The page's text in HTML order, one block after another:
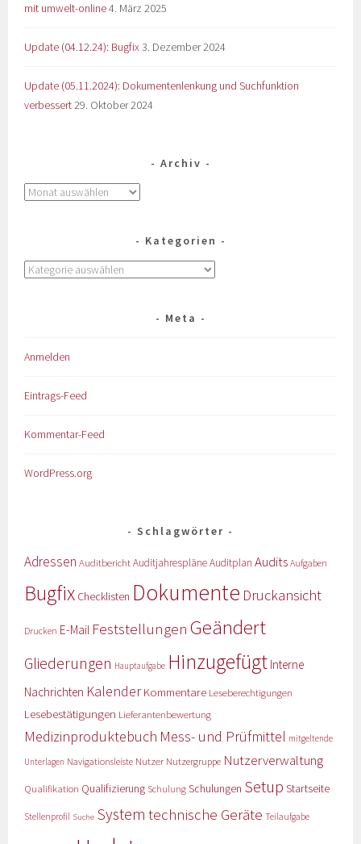
mit umwelt-online4. März 2025
Update (04.12.24): Bugfix3. Dezember 2024
Update (05.11.2024): Dokumentenlenkung und Suchfunktion
verbessert29. Oktober 2024
Archiv
Kategorien
Meta
Anmelden
Eintrags-Feed
Kommentar-Feed
WordPress.org
Schlagwörter
Adressen AuditberichtAuditjahrespläneAuditplan Audits Aufgaben
Bugfix Checklisten Dokumente Druckansicht
Drucken E-Mail Feststellungen Geändert
Gliederungen Hauptaufgabe Hinzugefügt Interne
Nachrichten KalenderKommentare Leseberechtigungen
Lesebestätigungen Lieferantenbewertung
Medizinproduktebuch Mess- und Prüfmittel mitgeltende
Unterlagen Navigationsleiste Nutzer Nutzergruppe Nutzerverwaltung
Qualifikation Qualifizierung Schulung Schulungen Setup Startseite
Stellenprofil Suche System technische Geräte Teilaufgabe